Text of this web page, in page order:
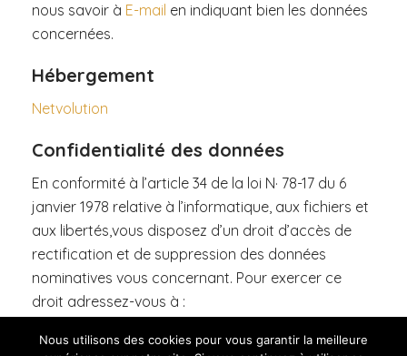
nous savoir à E-mail en indiquant bien les données
concernées.
Hébergement
Netvolution
Confidentialité des données
En conformité à l’article 34 de la loi N· 78-17 du 6
janvier 1978 relative à l’informatique, aux fichiers et
aux libertés,vous disposez d’un droit d’accès de
rectification et de suppression des données
nominatives vous concernant. Pour exercer ce
droit adressez-vous à :
3 Rue de Camiers
Nous utilisons des cookies pour vous garantir la meilleure